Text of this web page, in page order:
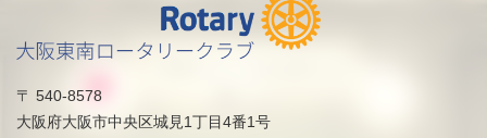
〒 540-8578
大阪府大阪市中央区城見1丁目4番1号